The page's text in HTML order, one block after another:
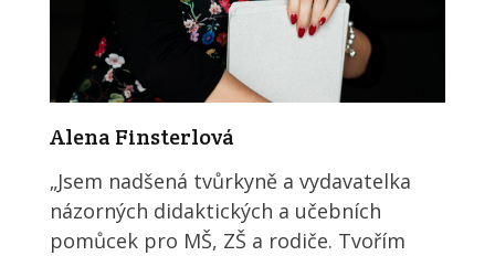
Alena Finsterlová
„Jsem nadšená tvůrkyně a vydavatelka
názorných didaktických a učebních
pomůcek pro MŠ, ZŠ a rodiče. Tvořím